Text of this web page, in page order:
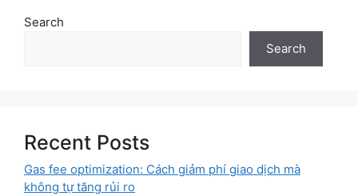
Search
Search
Recent Posts
Gas fee optimization: Cách giảm phí giao dịch mà
không tự tăng rủi ro